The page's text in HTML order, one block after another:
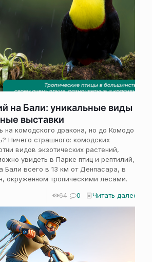
на Бали: уникальные виды
выставки
на комодского дракона, но до Комодо
Ничего страшного: комодских
видов экзотических растений,
увидеть в Парке птиц и рептилий,
Бали всего в 13 км от Денпасара, в
окруженном тропическими лесами.
64 0 Читать далее